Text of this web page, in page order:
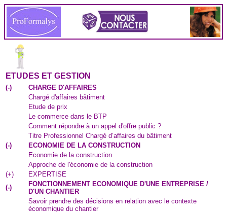
ETUDES ET GESTION
(-)
CHARGE D'AFFAIRES
Chargé d'affaires bâtiment
Etude de prix
Le commerce dans le BTP
Comment répondre à un appel d'offre public ?
Titre Professionnel Chargé d’affaires du bâtiment
(-)
ECONOMIE DE LA CONSTRUCTION
Economie de la construction
Approche de l'économie de la construction
(+)
EXPERTISE
(-)
FONCTIONNEMENT ECONOMIQUE D'UNE ENTREPRISE /
D'UN CHANTIER
Savoir prendre des décisions en relation avec le contexte
économique du chantier